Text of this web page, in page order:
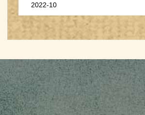
2022-10